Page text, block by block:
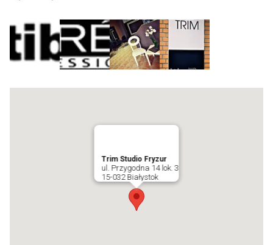
Trim Studio Fryzur
ul. Przygodna 14 lok. 3
15-032 Białystok